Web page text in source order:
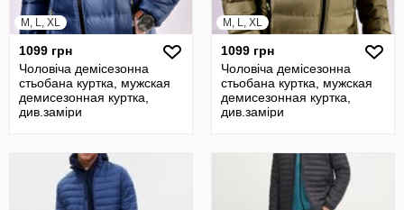
M, L, XL
1099 грн
Чоловіча демісезонна
стьобана куртка, мужская
демисезонная куртка,
див.заміри
M, L, XL
1099 грн
Чоловіча демісезонна
стьобана куртка, мужская
демисезонная куртка,
див.заміри